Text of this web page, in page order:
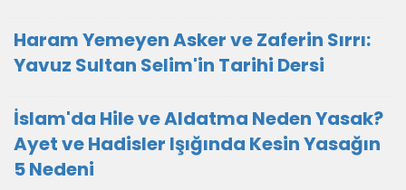
Haram Yemeyen Asker ve Zaferin Sırrı:
Yavuz Sultan Selim'in Tarihi Dersi
İslam'da Hile ve Aldatma Neden Yasak?
Ayet ve Hadisler Işığında Kesin Yasağın
5 Nedeni